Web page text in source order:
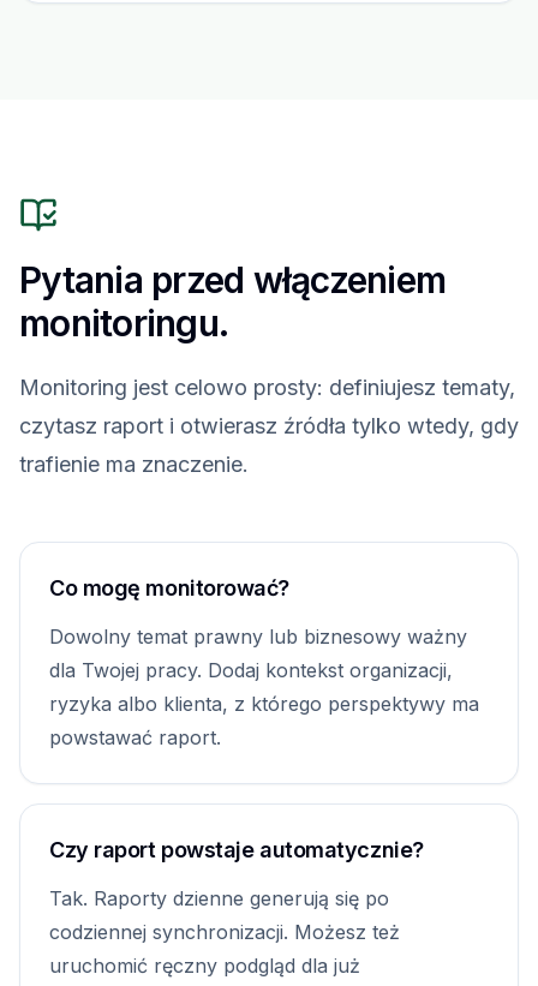
Pytania przed włączeniem
monitoringu.
Monitoring jest celowo prosty: definiujesz tematy,
czytasz raport i otwierasz źródła tylko wtedy, gdy
trafienie ma znaczenie.
Co mogę monitorować?
Dowolny temat prawny lub biznesowy ważny
dla Twojej pracy. Dodaj kontekst organizacji,
ryzyka albo klienta, z którego perspektywy ma
powstawać raport.
Czy raport powstaje automatycznie?
Tak. Raporty dzienne generują się po
codziennej synchronizacji. Możesz też
uruchomić ręczny podgląd dla już